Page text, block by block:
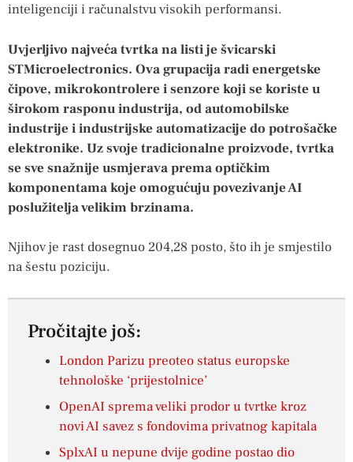
inteligenciji i računalstvu visokih performansi.
Uvjerljivo najveća tvrtka na listi je švicarski
STMicroelectronics. Ova grupacija radi energetske
čipove, mikrokontrolere i senzore koji se koriste u
širokom rasponu industrija, od automobilske
industrije i industrijske automatizacije do potrošačke
elektronike. Uz svoje tradicionalne proizvode, tvrtka
se sve snažnije usmjerava prema optičkim
komponentama koje omogućuju povezivanje AI
poslužitelja velikim brzinama.
Njihov je rast dosegnuo 204,28 posto, što ih je smjestilo
na šestu poziciju.
Pročitajte još:
London Parizu preoteo status europske
tehnološke ‘prijestolnice’
OpenAI sprema veliki prodor u tvrtke kroz
novi AI savez s fondovima privatnog kapitala
SplxAI u nepune dvije godine postao dio